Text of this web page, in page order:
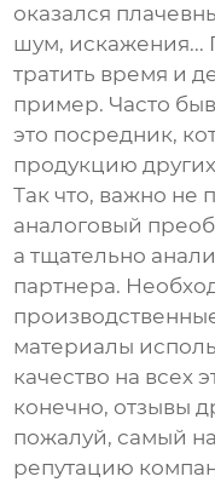
оказался
шум, искажения...
тратить время и
пример. Часто
это посредник,
продукцию
Так что, важно не
аналоговый
а тщательно
партнера.
материалы
качество на всех
конечно, отзывы
пожалуй, самый
репутацию